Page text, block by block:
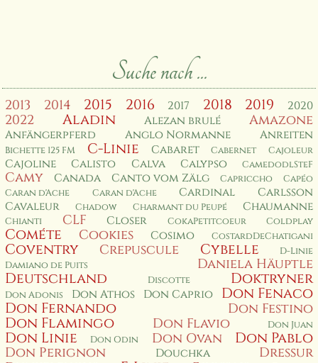
Suche nach ...
2013 2014 2015 2016 2017 2018 2019 2020
2022 Aladin Alezan brulé Amazone
Anfängerpferd Anglo Normanne Anreiten
Bichette 125 FM C-Linie Cabaret Cabernet Cajoleur
Cajoline Calisto Calva Calypso CamedodlSteF
Camy Canada Canto vom Zälg Capriccho
Capéo
Caran d'Ache
Caran d'Ache Cardinal
Carlsson
Cavaleur
Chadow Charmant du Peupé Chaumanne
Chianti CLF Closer CokaPetitcoeur Coldplay
Cométe Cookies Cosimo CostardDeChatigani
Coventry Crepuscule Cybelle
D-Linie
Damiano de Puits
Daniela Häuptle
Deutschland Discotte Doktryner
Don Adonis Don Athos Don Caprio
Don Fenaco
Don Fernando
Don Festino
Don Flamingo Don Flavio Don Juan
Don Linie Don Odin Don Ovan Don Pablo
Don Perignon Douchka
Dressur